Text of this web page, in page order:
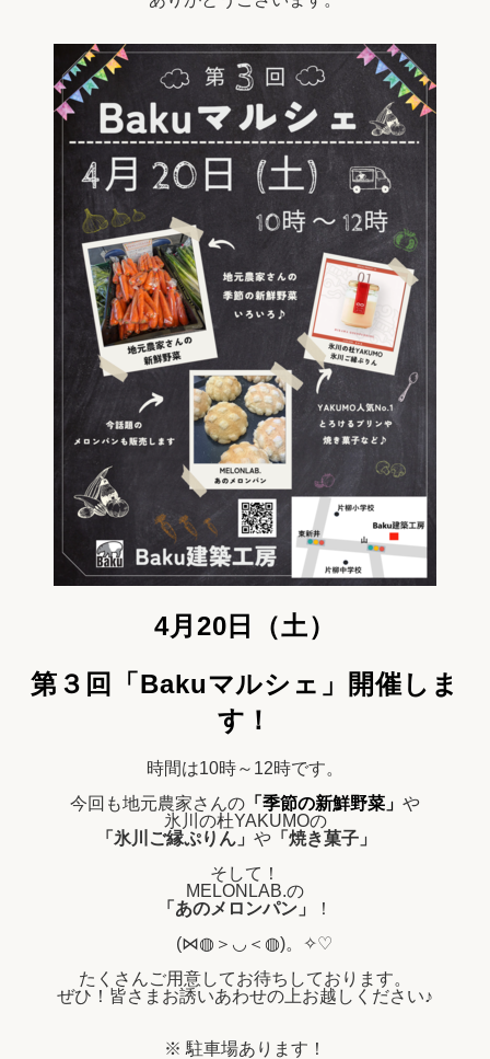
4月20日（土）
第３回「Bakuマルシェ」開催しま
す！
時間は10時～12時です。
今回も地元農家さんの 「季節の新鮮野菜」 や
氷川の杜YAKUMOの
「氷川ご縁ぷりん」 や 「焼き菓子」
そして！
MELONLAB.の
「あのメロンパン」
！
(⋈◍＞◡＜◍)。✧♡
たくさんご用意してお待ちしております。
ぜひ！皆さまお誘いあわせの上お越しください♪
※ 駐車場あります！